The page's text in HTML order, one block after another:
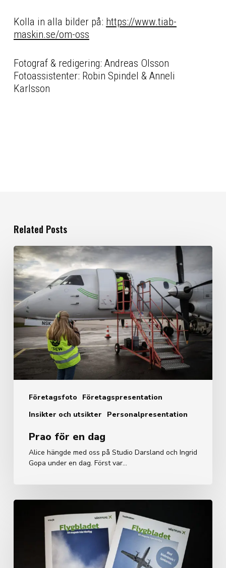
Kolla in alla bilder på: https://www.tiab-
maskin.se/om-oss
Fotograf & redigering: Andreas Olsson
Fotoassistenter: Robin Spindel & Anneli
Karlsson
Related Posts
Företagsfoto
Företagspresentation
Insikter och utsikter
Personalpresentation
Prao
för
en
dag
Prao för en dag
Alice hängde med oss på Studio Darsland och Ingrid
Gopa under en dag. Först var…
Till
stolsryggen
flygplanet